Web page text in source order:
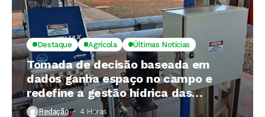
Destaque Agrícola Últimas Notícias
Tomada de decisão baseada em
dados ganha espaço no campo e
redefine a gestão hídrica das
propriedades rurais
Redação 4 Horas ⁮